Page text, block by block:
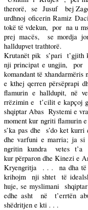
therorë, se Jusuf bej
urdhnoj oficerin Ramiz
tokë të vdekun, por na u
prej macës,
se mordja
halldupvet trathtorë.
Krutanët pik s’pari t’gjith
nji principat e ungjin,
por
komandant të xhandarmëris
e kthej qerren përsëprapi
flamurin e halldupit, në
rrëzimin e
t’cilit e kapçoj
shqiptar Abas Rystemi e
moment kur ngriti flamurin
s’ka pas dhe
s’do ket kurri
dhe varfuni e marria; ja si
ngritin kundra vetes t’a
kur përparon dhe Kinezi e
Kryengritja
. . .
na dha
krihojm
nji shtet të
huje, se myslimani shqiptar
edhe asht
në t’errtën
shëdritjen e kti . . .